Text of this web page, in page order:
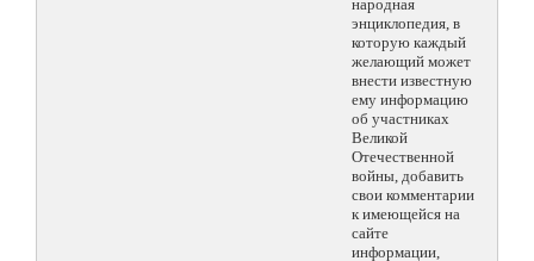
народная
энциклопедия, в
которую каждый
желающий может
внести известную
ему информацию
об участниках
Великой
Отечественной
войны, добавить
свои комментарии
к имеющейся на
сайте
информации,